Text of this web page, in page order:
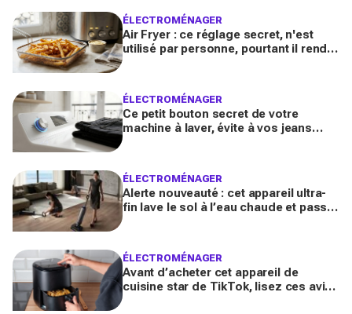
ÉLECTROMÉNAGER
Air Fryer : ce réglage secret, n'est
utilisé par personne, pourtant il rend
ÉLECTROMÉNAGER
Ce petit bouton secret de votre
machine à laver, évite à vos jeans
ÉLECTROMÉNAGER
Alerte nouveauté : cet appareil ultra-
fin lave le sol à l’eau chaude et passe
ÉLECTROMÉNAGER
Avant d’acheter cet appareil de
cuisine star de TikTok, lisez ces avis